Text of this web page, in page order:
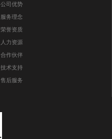
公司优势
服务理念
荣誉资质
人力资源
合作伙伴
技术支持
售后服务